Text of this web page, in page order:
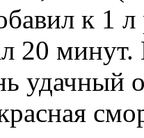
к 1
20
удачный